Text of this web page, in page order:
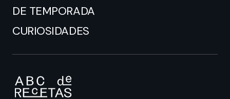
DE TEMPORADA
CURIOSIDADES